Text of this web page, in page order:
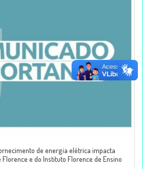
de energia elétrica impacta
e do Instituto Florence de Ensino